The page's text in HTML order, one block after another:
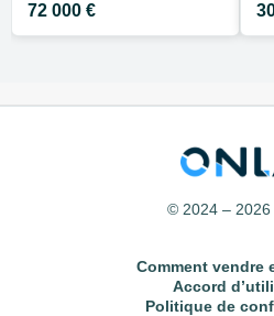
72 000 €
© 2024 – 2026
Comment vendre
Accord
Politique de